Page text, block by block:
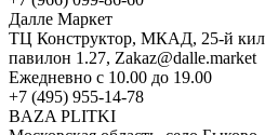
Далле Маркет
ТЦ Конструктор, МКАД, 25-й
павилон 1.27, Zakaz@dalle.market
Ежедневно с 10.00 до 19.00
+7 (495) 955-14-78
BAZA PLITKI